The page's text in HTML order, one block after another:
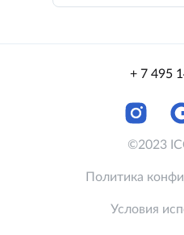
+ 7 495
©2023
Политика
Условия